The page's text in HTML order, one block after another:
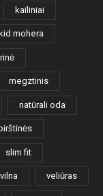
kailiniai
kid mohera
megztinis
natūrali oda
slim fit
veliūras